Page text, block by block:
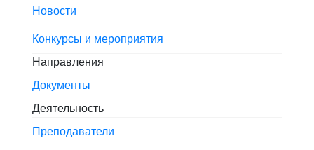
Новости
Конкурсы и мероприятия
Направления
Документы
Деятельность
Преподаватели